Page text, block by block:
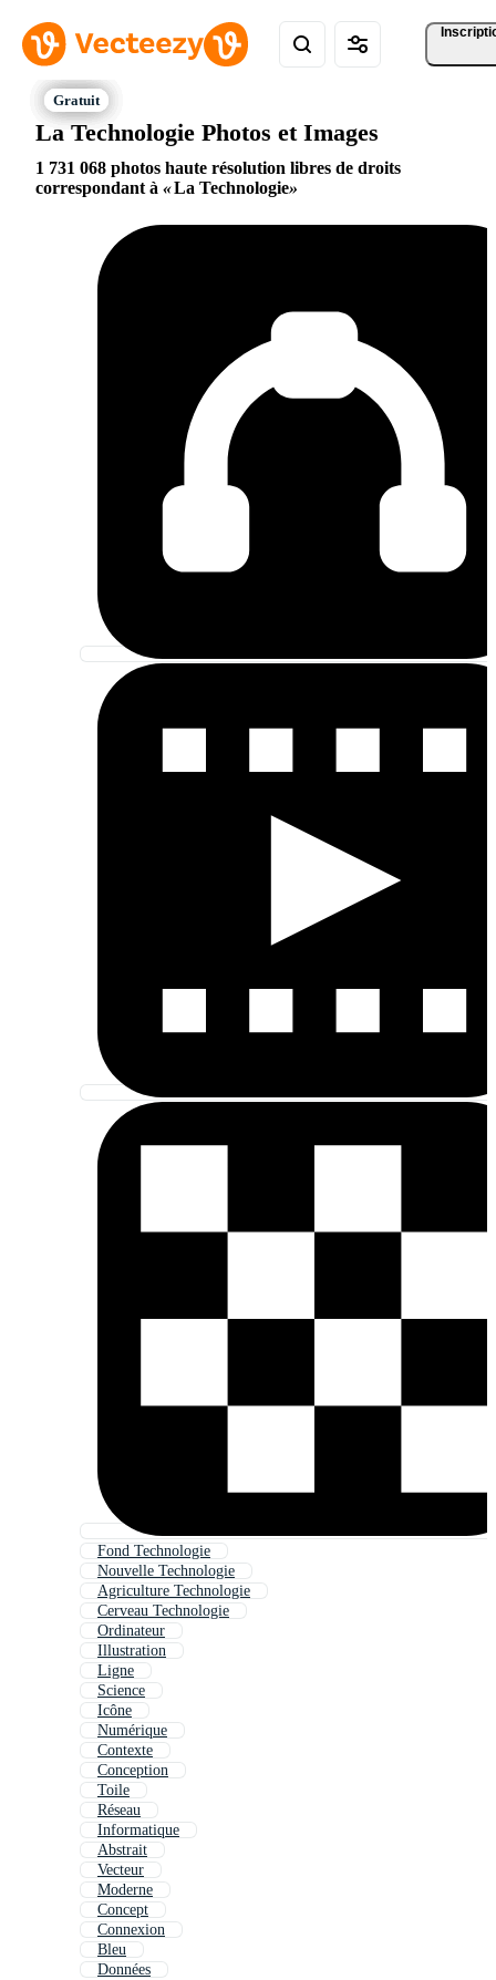
La Technologie Photos et Images
1 731 068 photos haute résolution libres de droits
correspondant à
La Technologie
Fond Technologie
Nouvelle Technologie
Agriculture Technologie
Cerveau Technologie
Ordinateur
Illustration
Ligne
Science
Icône
Numérique
Contexte
Conception
Toile
Réseau
Informatique
Abstrait
Vecteur
Moderne
Concept
Connexion
Bleu
Données